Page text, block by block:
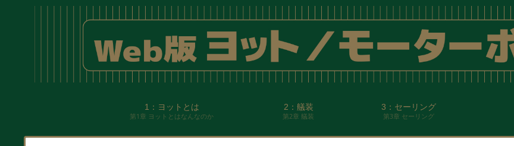
1：ヨットとは
第1章 ヨットとはなんなのか
2：艤装
第2章 艤装
3：セーリング
第3章 セーリング